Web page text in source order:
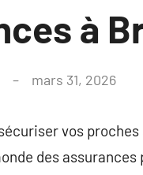
à
mars 31, 2026
vos
des